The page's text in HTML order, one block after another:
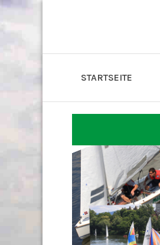
STARTSEITE